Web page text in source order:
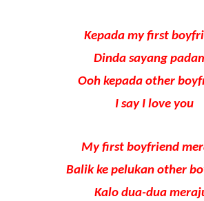
Kepada my first
Dinda sayang
Ooh kepada other
I say I love you
My first boyfriend
Balik ke pelukan other
Kalo dua-dua